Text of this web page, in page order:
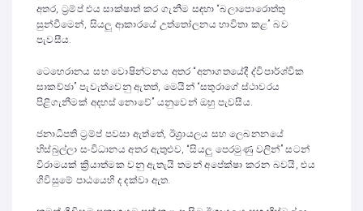
අතර, ට්‍රම්ප් එය සාක්ෂාත් කර ගැනීම සඳහා “බලාපොරොත්තු
සුන්වීමෙන්, සියලු ආකාරයේ උත්තෝලනය භාවිතා කළ” බව
පැවසීය.
ටෙහෙරානය සහ වොෂින්ටනය අතර “අනාගතයේදී ද්විපාර්ශ්වික
සාකච්ඡා” පැවැත්වෙනු ඇතත්, මෙයින් “සතුරාගේ ස්ථාවරය
පිළිගැනීමක් අදහස් නොවේ” යනුවෙන් ඔහු පැවසීය.
ජනාධිපති ට්‍රම්ප් පවසා ඇත්තේ, ඊශ්‍රායලය සහ ලෙබනනයේ
හිස්බුල්ලා සංවිධානය අතර ඇතුළුව, “සියලු පෙරමුණු වලින්” සටන්
විරාමයක් ක්‍රියාත්මක වනු ඇතැයි තමන් අපේක්ෂා කරන බවයි, එය
ගිවිසුමේ පාඨයෙහි ද දක්වා ඇත.